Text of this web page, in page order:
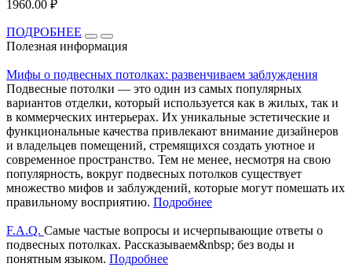
1960.00 ₽
ПОДРОБНЕЕ
Полезная информация
Мифы о подвесных потолках: развенчиваем заблуждения
Подвесные потолки — это один из самых популярных
вариантов отделки, который используется как в жилых, так и
в коммерческих интерьерах. Их уникальные эстетические и
функциональные качества привлекают внимание дизайнеров
и владельцев помещений, стремящихся создать уютное и
современное пространство. Тем не менее, несмотря на свою
популярность, вокруг подвесных потолков существует
множество мифов и заблуждений, которые могут помешать их
правильному восприятию. Подробнее
F.A.Q. Самые частые вопросы и исчерпывающие ответы о
подвесных потолках. Рассказываем&nbsp; без воды и
понятным языком. Подробнее